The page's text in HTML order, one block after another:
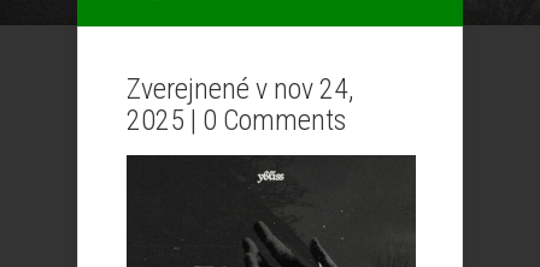
Zverejnené v nov 24,
2025 | 0 Comments